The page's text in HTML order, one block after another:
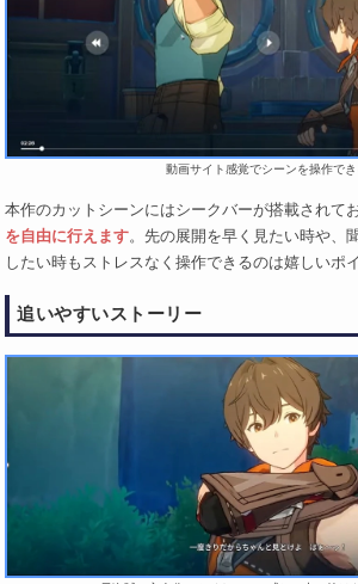
動画サイト感覚でシーンを操作でき
本作のカットシーンにはシークバーが搭載されて
を自由に行えます。先の展開を早く見たい時や、
したい時もストレスなく操作できるのは嬉しいポ
追いやすいストーリー